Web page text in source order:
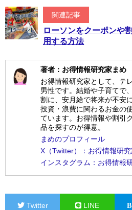
関連記事
ローソンをクーポンや
用する方法
著者：お得情報研究家まめ
お得情報研究家として、テ
男性です。結婚や子育てで
割に、安月給で将来が不安
投資・浪費に関わるお金の
ています。お得情報や割引
品を探すのが得意。
まめのプロフィール
X（Twitter）：お得情報研
インスタグラム：お得情報
Twitter LINE